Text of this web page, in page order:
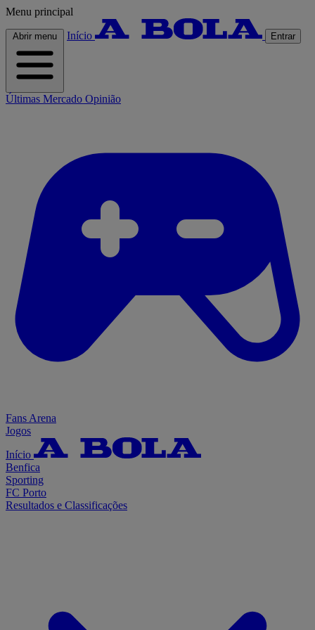
Menu principal
Abrir menu Início Entrar
Últimas Mercado Opinião
Fans Arena
Jogos
Início
Benfica
Sporting
FC Porto
Resultados e Classificações